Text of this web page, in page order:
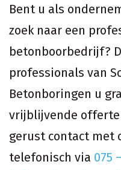
Bent u als
zoek naar een
betonboorbedrijf?
professionals van
Betonboringen u
vrijblijvende offerte
gerust contact met
telefonisch via 075